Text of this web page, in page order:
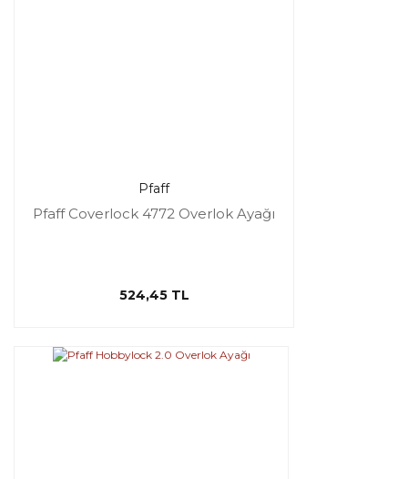
Pfaff
Pfaff Coverlock 4772 Overlok Ayağı
524,45 TL